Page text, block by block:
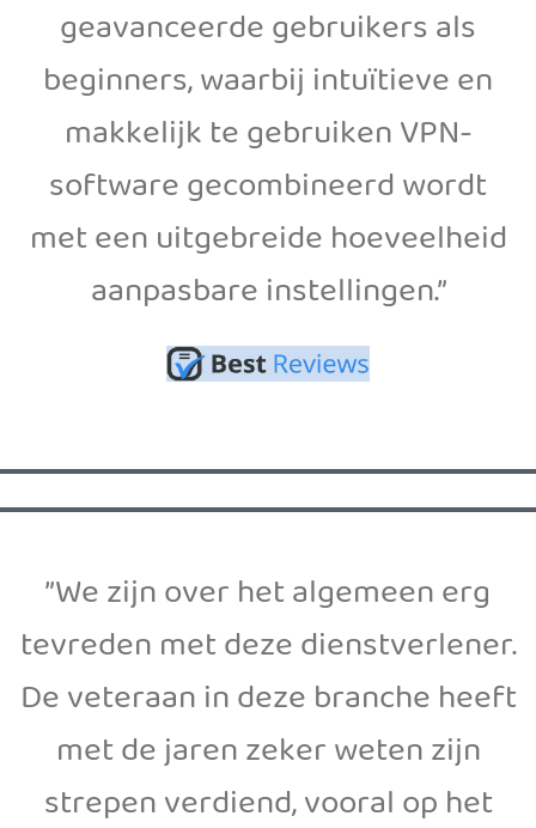
geavanceerde gebruikers als
beginners, waarbij intuïtieve en
makkelijk te gebruiken VPN-
software gecombineerd wordt
met een uitgebreide hoeveelheid
aanpasbare instellingen.”
”We zijn over het algemeen erg
tevreden met deze dienstverlener.
De veteraan in deze branche heeft
met de jaren zeker weten zijn
strepen verdiend, vooral op het